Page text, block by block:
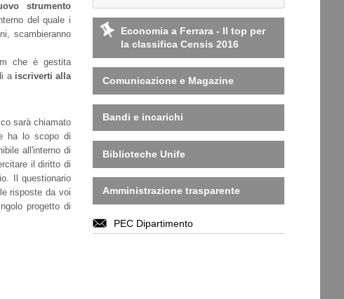
strumento
del quale i
scambieranno
che è gestita
a iscriverti alla
sarà chiamato
ha lo scopo di
all'interno di
il diritto di
Il questionario
risposte da voi
progetto di
Economia a Ferrara - Il top per
la classifica Censis 2016
Comunicazione e Magazine
Bandi e incarichi
Biblioteche Unife
Amministrazione trasparente
PEC Dipartimento